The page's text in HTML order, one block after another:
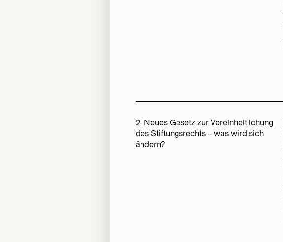
2. Neues Gesetz zur Vereinheitlichung
des Stiftungsrechts – was wird sich
ändern?